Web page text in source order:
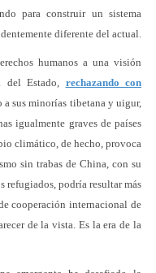
para construir un sistema
diferente del actual.
humanos a una visión
del Estado, rechazando con
a sus minorías tibetana y uigur,
igualmente graves de países
climático, de hecho, provoca
sin trabas de China, con su
podría resultar más
cooperación internacional de
de la vista. Es la era de la